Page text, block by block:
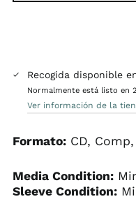
Recogida disponible
Normalmente está listo en
Ver información de la
Formato:CD, Comp,
Media Condition:
Sleeve Condition: